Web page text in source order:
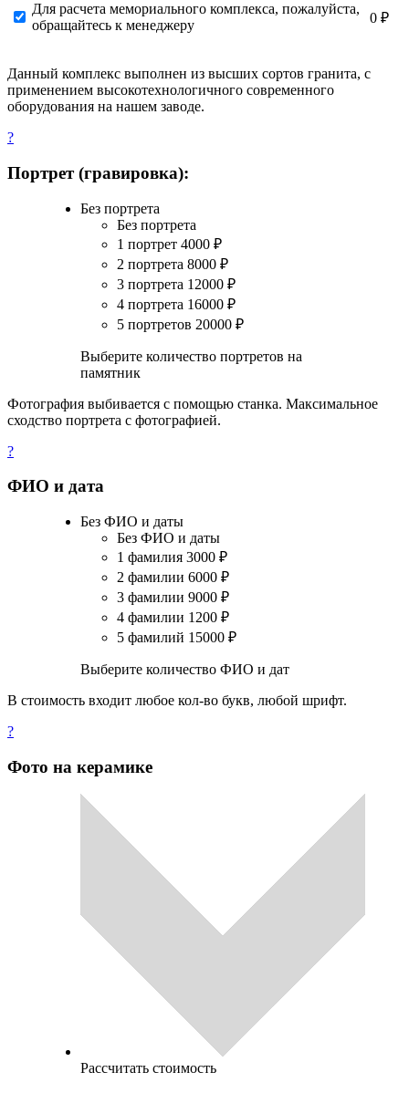
Для расчета мемориального комплекса, пожалуйста,
обращайтесь к менеджеру
0 ₽
Данный комплекс выполнен из высших сортов гранита, с
применением высокотехнологичного современного
оборудования на нашем заводе.
?
Портрет (гравировка):
Без портрета
Без портрета
1 портрет 4000 ₽
2 портрета 8000 ₽
3 портрета 12000 ₽
4 портрета 16000 ₽
5 портретов 20000 ₽
Выберите количество портретов на
памятник
Фотография выбивается с помощью станка. Максимальное
сходство портрета с фотографией.
?
ФИО и дата
Без ФИО и даты
Без ФИО и даты
1 фамилия 3000 ₽
2 фамилии 6000 ₽
3 фамилии 9000 ₽
4 фамилии 1200 ₽
5 фамилий 15000 ₽
Выберите количество ФИО и дат
В стоимость входит любое кол-во букв, любой шрифт.
?
Фото на керамике
Рассчитать стоимость